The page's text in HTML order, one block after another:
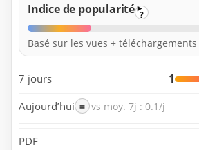
Indice de popularité ?
Basé sur les vues +
7 jours 1
Aujourd’hui = vs moy. 7j : 0.1/j
PDF